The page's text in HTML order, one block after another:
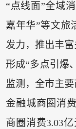
“点线面”全域
嘉年华”等文旅
发力，推出丰富
形成“多点引爆
监测，全市主
金融城商圈消
商圈消费3.03